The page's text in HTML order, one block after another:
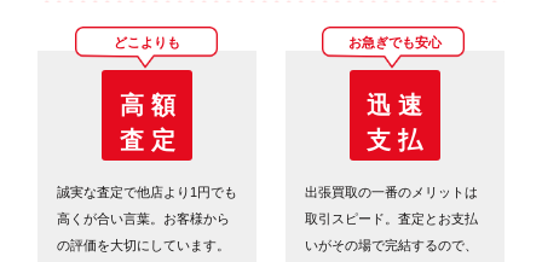
どこよりも
高 額
査 定
誠実な査定で他店より1円でも
高くが合い言葉。お客様から
の評価を大切にしています。
お急ぎでも安心
迅 速
支 払
出張買取の一番のメリットは
取引スピード。査定とお支払
いがその場で完結するので、